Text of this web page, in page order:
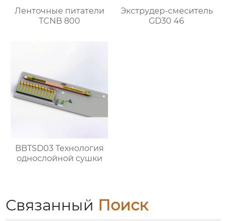
Ленточные питатели
TCNB 800
Экструдер-смеситель
GD30 46
BBTSD03 Технология
однослойной сушки
Связанный Поиск